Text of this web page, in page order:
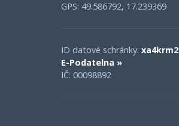
GPS: 49.586792, 17.239369
ID datové schránky: xa4krm2
E-Podatelna »
IČ: 00098892